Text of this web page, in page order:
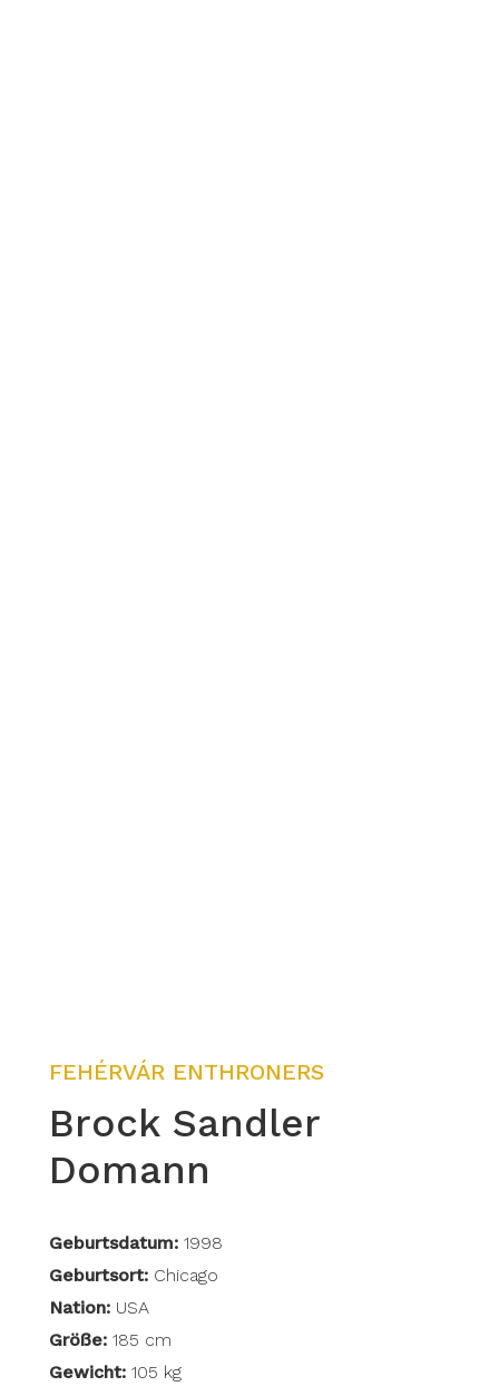
FEHÉRVÁR ENTHRONERS
Brock Sandler
Domann
Geburtsdatum: 1998
Geburtsort: Chicago
Nation:USA
Größe:185 cm
Gewicht:105 kg